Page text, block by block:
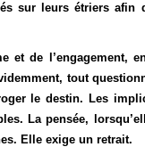
sur leurs étriers
et de l’engagement,
tout
le destin. Les
La pensée,
Elle exige un retrait.